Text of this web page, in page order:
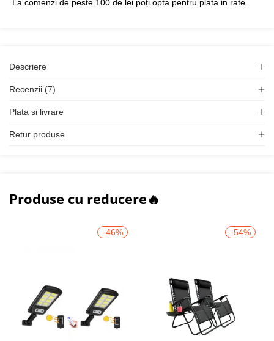
La comenzi de peste 100 de lei poți opta pentru plata in rate.
Descriere
Recenzii (7)
Plata si livrare
Retur produse
Produse cu reducere🔥
-46% -54%